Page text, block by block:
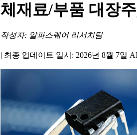
체재료/부품 대장
작성자: 알파스퀘어 리서치팀
| 최종 업데이트 일시: 2026년 8월 7일